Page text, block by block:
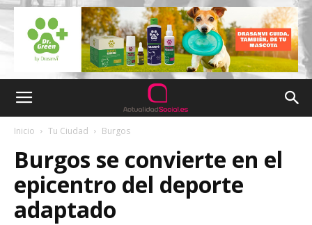
Inicio Tu Ciudad Burgos
Burgos se convierte en el
epicentro del deporte
adaptado